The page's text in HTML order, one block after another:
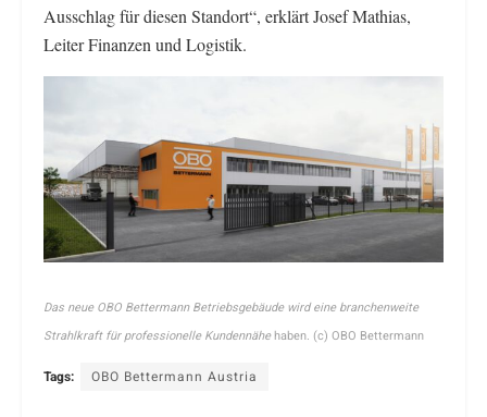
Ausschlag für diesen Standort“, erklärt Josef Mathias,
Leiter Finanzen und Logistik.
Das neue OBO Bettermann Betriebsgebäude wird eine branchenweite
Strahlkraft für professionelle Kundennähehaben. (c) OBO Bettermann
Tags: OBO Bettermann Austria